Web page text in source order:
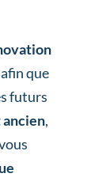
que
futurs
,